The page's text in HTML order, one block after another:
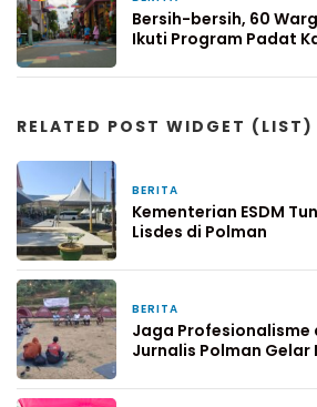
Bersih-bersih, 60
Ikuti Program Padat
RELATED POST WIDGET (LIST)
BERITA
Kementerian ESDM
Lisdes di Polman
BERITA
Jaga Profesionalisme
Jurnalis Polman